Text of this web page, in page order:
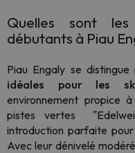
Quelles sont
débutants à Piau
Piau Engaly se distingue
idéales pour les
environnement propice
pistes vertes
introduction parfaite pour
Avec leur dénivelé